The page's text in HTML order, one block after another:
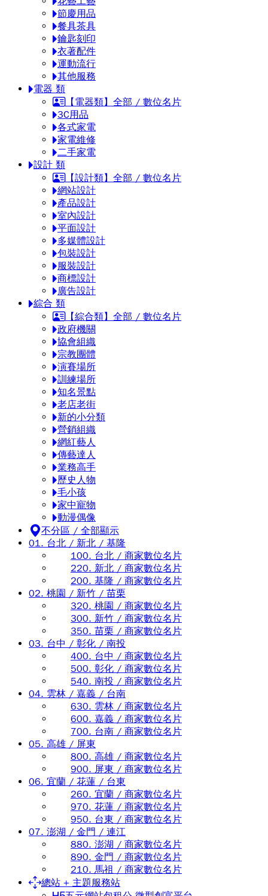
節慶用品
餐具茶具
鑰匙刻印
衣著配件
運動流行
其他服務
電器 類
【電器類】全部 / 數位名片
3C用品
各式家電
家電維修
二手家電
設計 類
【設計類】全部 / 數位名片
網站設計
產品設計
室內設計
平面設計
多媒體設計
包裝設計
服裝設計
商標設計
廣告設計
綜合 類
【綜合類】全部 / 數位名片
政府機關
協會組織
宗教團體
演賽場所
訓練場所
知名景點
老店老街
新的小分類
營銷組織
網紅藝人
傳藝達人
業務高手
歷史人物
毛小孩
家中寵物
動漫偶像
不分區 / 全部顯示
01. 台北 / 新北 / 基隆
100. 台北 / 商家數位名片
220. 新北 / 商家數位名片
200. 基隆 / 商家數位名片
02. 桃園 / 新竹 / 苗栗
320. 桃園 / 商家數位名片
300. 新竹 / 商家數位名片
350. 苗栗 / 商家數位名片
03. 台中 / 彰化 / 南投
400. 台中 / 商家數位名片
500. 彰化 / 商家數位名片
540. 南投 / 商家數位名片
04. 雲林 / 嘉義 / 台南
630. 雲林 / 商家數位名片
600. 嘉義 / 商家數位名片
700. 台南 / 商家數位名片
05. 高雄 / 屏東
800. 高雄 / 商家數位名片
900. 屏東 / 商家數位名片
06. 宜蘭 / 花蓮 / 台東
260. 宜蘭 / 商家數位名片
970. 花蓮 / 商家數位名片
950. 台東 / 商家數位名片
07. 澎湖 / 金門 / 連江
880. 澎湖 / 商家數位名片
890. 金門 / 商家數位名片
210. 馬祖 / 商家數位名片
總站 + 主題服務站